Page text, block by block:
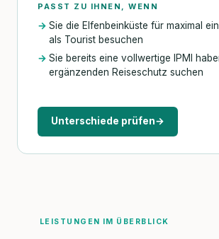
PASST ZU IHNEN, WENN
Sie die Elfenbeinküste für maximal
als Tourist besuchen
Sie bereits eine vollwertige IPMI
ergänzenden Reiseschutz suchen
Unterschiede prüfen→
LEISTUNGEN IM ÜBERBLICK